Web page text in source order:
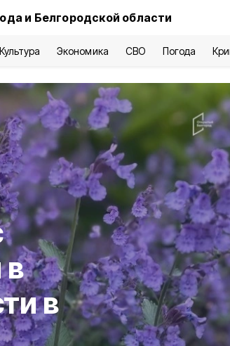
и Белгородской области
Культура Экономика СВО Погода
в